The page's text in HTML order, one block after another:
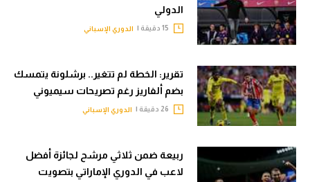
الدولي
الدوري الإسباني
تقرير: الخطة لم تتغير.. برشلونة يتمسك
بضم ألفاريز رغم تصريحات سيميوني
الدوري الإسباني
ربيعة ضمن ثلاثي مرشح لجائزة أفضل
لاعب في الدوري الإماراتي بتصويت